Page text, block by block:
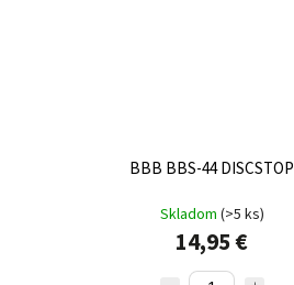
BBB BBS-44 DISCSTOP
Skladom (>5 ks)
14,95 €